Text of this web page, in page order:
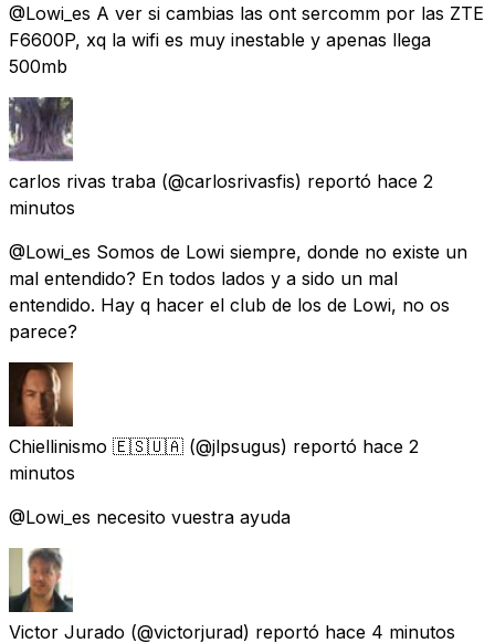
@Lowi_es A ver si cambias las ont sercomm por las ZTE
F6600P, xq la wifi es muy inestable y apenas llega
500mb
carlos rivas traba (@carlosrivasfis) reportó hace 2
minutos
@Lowi_es Somos de Lowi siempre, donde no existe un
mal entendido? En todos lados y a sido un mal
entendido. Hay q hacer el club de los de Lowi, no os
parece?
Chiellinismo 🇪🇸🇺🇦 (@jlpsugus) reportó hace 2
minutos
@Lowi_es necesito vuestra ayuda
Victor Jurado (@victorjurad) reportó hace 4 minutos